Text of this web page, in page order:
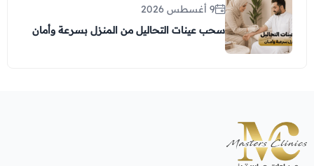
9 أغسطس 2026
سحب عينات التحاليل من المنزل بسرعة وأمان